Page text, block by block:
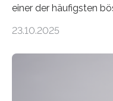
einer der häufigsten
Betroffenen können
Dringend benötigt
nur
23.10.2025